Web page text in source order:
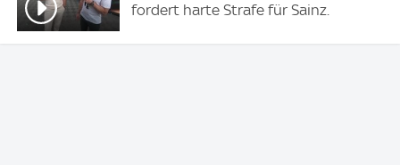
fordert harte Strafe für Sainz.